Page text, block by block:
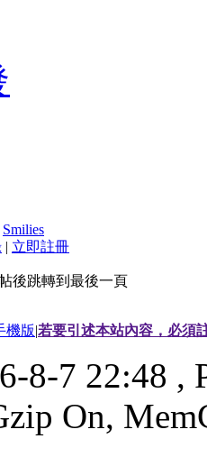
Smilies
| 立即註冊
後跳轉到最後一頁
機版|若要引述本站內容，必須
8-7 22:48 ,
On,